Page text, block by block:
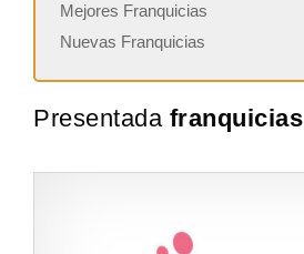
Mejores Franquicias
Nuevas Franquicias
Presentada franquicias